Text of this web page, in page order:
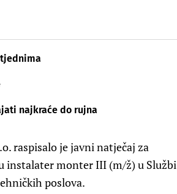
najkraće do rujna
raspisalo je javni natječaj za
instalater monter III (m/ž) u Službi
poslova.